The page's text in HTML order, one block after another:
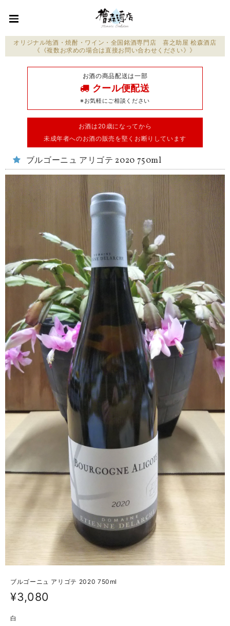
オリジナル地酒・焼酎・ワイン・全国銘酒専門店 喜之助屋 桧森酒店
《《複数お求めの場合は直接お問い合わせください》》
お酒の商品配送は一部
クール便配送
※お気軽にご相談ください
お酒は20歳になってから
未成年者へのお酒の販売を堅くお断りしています
ブルゴーニュ アリゴテ 2020 750ml
ブルゴーニュ アリゴテ 2020 750ml
¥3,080
白